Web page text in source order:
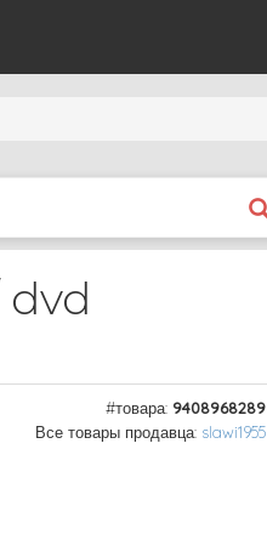
dvd
#товара: 9408968289
Все товары продавца: slawi1955